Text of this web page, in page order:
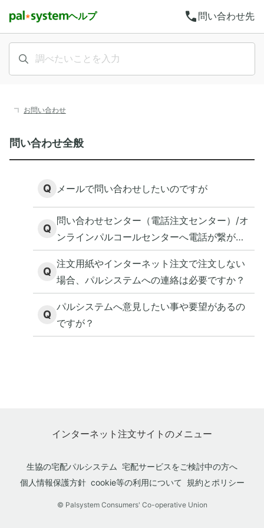
ヘルプ call 問い合わせ先
お問い合わせ
問い合わせ全般
Q メールで問い合わせしたいのですが
Q
問い合わせセンター（電話注文センター）/オ
ンラインパルコールセンターへ電話が繋がら
ない、繋がりにくいのですが？
Q
注文用紙やインターネット注文で注文しない
場合、パルシステムへの連絡は必要ですか？
Q
パルシステムへ意見したい事や要望があるの
ですが？
インターネット注文サイトのメニュー
生協の宅配パルシステム 宅配サービスをご検討中の方へ
個人情報保護方針 cookie等の利用について 規約とポリシー
© Palsystem Consumers' Co-operative Union